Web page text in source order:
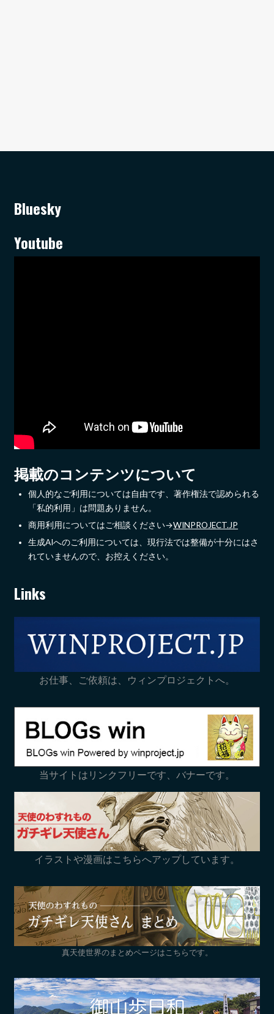
Bluesky
Youtube
掲載のコンテンツについて
個人的なご利用については自由です、著作権法で認められる
「私的利用」は問題ありません。
商用利用についてはご相談ください→WINPROJECT.JP
生成AIへのご利用については、現行法では整備が十分にはさ
れていませんので、お控えください。
Links
お仕事、ご依頼は、ウィンプロジェクトへ。
当サイトはリンクフリーです、バナーです。
イラストや漫画はこちらへアップしています。
真天使世界のまとめページはこちらです。